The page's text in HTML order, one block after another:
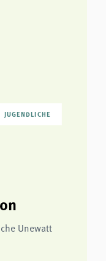
JUGENDLICHE
Unewatt